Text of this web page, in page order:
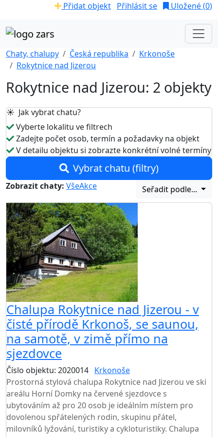
Přidat objekt Přihlásit se Uložené (0)
Chaty, chalupy Česká republika
Krkonoše
Rokytnice nad Jizerou
Rokytnice nad Jizerou: 2 objekty
☀️ Jak vybrat chatu?
Vyberte lokalitu ve filtrech
Zadejte počet osob, termín a požadavky na objekt
V detailu objektu si zobrazte konkrétní volné termíny
Vybrat chatu (filtry)
Zobrazit chaty: VšeAkce Seřadit podle...
Chalupa Rokytnice nad Jizerou - v
čisté přírodě Krkonoš, se saunou,
na samotě, v zimě přímo na
sjezdovce
Číslo objektu: 2020014 Krkonoše
Prostorná stylová chalupa Rokytnice nad Jizerou ve ski
areálu Horní Domky na červené sjezdovce s
ubytováním až pro 20 osob je ideálním místem pro
dovolenou spřátelených rodin, skupinu přátel,
milovníků lyžování, turistiky a cykloturistiky. Chalupa